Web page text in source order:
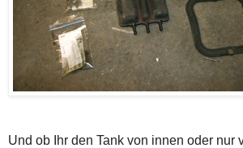
Und ob Ihr den Tank von innen oder nur